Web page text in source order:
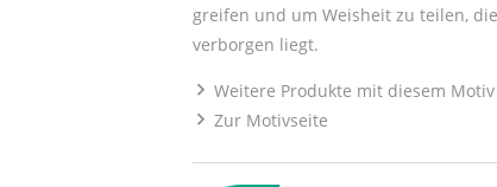
greifen und um Weisheit zu teilen,
verborgen liegt.
Weitere Produkte mit diesem Motiv
Zur Motivseite